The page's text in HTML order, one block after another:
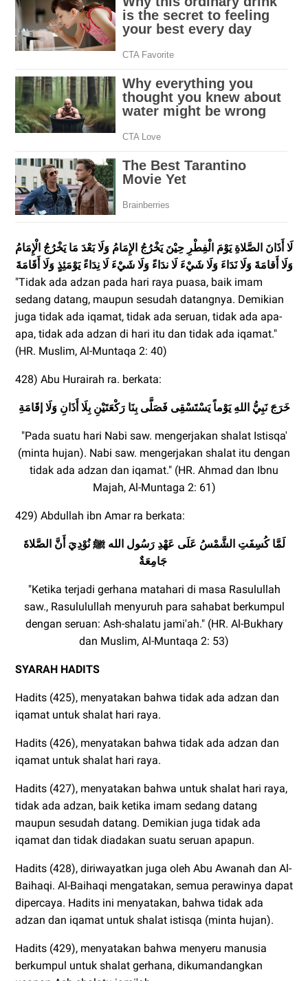
لَا أَذَانَ الصَّلاةِ يَوْمَ الْفِطْرِ حِيْنَ يَخْرُجُ الإِمَامُ وَلَا بَعْدَ مَا يَخْرُجُ الْإِمَامُ
وَلَا أَقامَةَ وَلَا نَدَاءَ وَلَا شَيْءَ لَا ندَاءً وَلَا شَيْءَ لَا نِدَاءََ يَوْمَئِذٍ وَلَا أَقَامَةَ
"Tidak ada adzan pada hari raya puasa, baik imam
sedang datang, maupun sesudah datangnya. Demikian
juga tidak ada iqamat, tidak ada seruan, tidak ada apa-
apa, tidak ada adzan di hari itu dan tidak ada iqamat."
(HR. Muslim, Al-Muntaqa 2: 40)
428) Abu Hurairah ra. berkata:
خَرَجَ نَبِيُّ اللهِ يَوْماً يَسْتَسْقِى فَصَلَّى بِنَا رَكْعَتَيْنِ بِلَا أَذَانِ وَلَا إقَامَةِ
"Pada suatu hari Nabi saw. mengerjakan shalat Istisqa'
(minta hujan). Nabi saw. mengerjakan shalat itu dengan
tidak ada adzan dan iqamat." (HR. Ahmad dan Ibnu
Majah, Al-Muntaga 2: 61)
429) Abdullah ibn Amar ra berkata:
لَمَّا كُسِفَتِ الشَّمْسُ عَلَى عَهْدِ رَسُول الله ﷺ نُوْدِيَ أَنَّ الصَّلاةَ
جَامِعَةٌ
"Ketika terjadi gerhana matahari di masa Rasulullah
saw., Rasululullah menyuruh para sahabat berkumpul
dengan seruan: Ash-shalatu jami'ah." (HR. Al-Bukhary
dan Muslim, Al-Muntaqa 2: 53)
SYARAH HADITS
Hadits (425), menyatakan bahwa tidak ada adzan dan
iqamat untuk shalat hari raya.
Hadits (426), menyatakan bahwa tidak ada adzan dan
iqamat untuk shalat hari raya.
Hadits (427), menyatakan bahwa untuk shalat hari raya,
tidak ada adzan, baik ketika imam sedang datang
maupun sesudah datang. Demikian juga tidak ada
iqamat dan tidak diadakan suatu seruan apapun.
Hadits (428), diriwayatkan juga oleh Abu Awanah dan Al-
Baihaqi. Al-Baihaqi mengatakan, semua perawinya dapat
dipercaya. Hadits ini menyatakan, bahwa tidak ada
adzan dan iqamat untuk shalat istisqa (minta hujan).
Hadits (429), menyatakan bahwa menyeru manusia
berkumpul untuk shalat gerhana, dikumandangkan